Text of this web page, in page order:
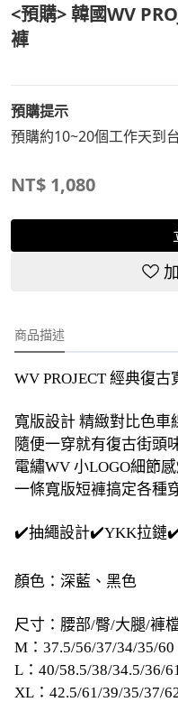
<預購> 韓國WV
褲
預購提示
預購約10~20個工作天到
NT$ 1,080
商品描述
WV PROJECT 經典復
寬版設計 精緻對比色車
隨便一穿就有復古街頭
電繡WV 小LOGO細節
一條寬版短褲搞定各種
✔️抽繩設計✔️YKK拉鏈
顏色：深藍、黑色
尺寸：腰部/臀/大腿/褲
M：37.5/56/37/34/35/60
L：40/58.5/38/34.5/36/
XL：42.5/61/39/35/37/